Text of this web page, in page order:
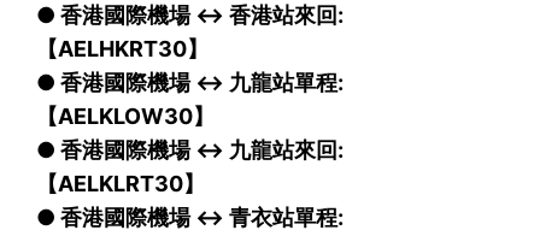
● 香港國際機場 <-> 香港站來回:
【AELHKRT30】
● 香港國際機場 <-> 九龍站單程:
【AELKLOW30】
● 香港國際機場 <-> 九龍站來回:
【AELKLRT30】
● 香港國際機場 <-> 青衣站單程: